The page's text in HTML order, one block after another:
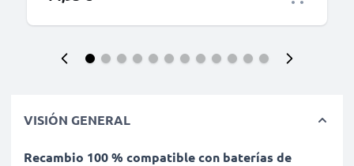
VISIÓN GENERAL
Recambio 100 % compatible con baterías de